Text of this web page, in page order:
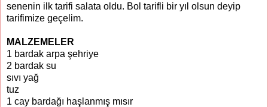
senenin ilk tarifi salata oldu. Bol tarifli bir yıl olsun deyip
tarifimize geçelim.
MALZEMELER
1 bardak arpa şehriye
2 bardak su
sıvı yağ
tuz
1 cay bardağı haşlanmış mısır